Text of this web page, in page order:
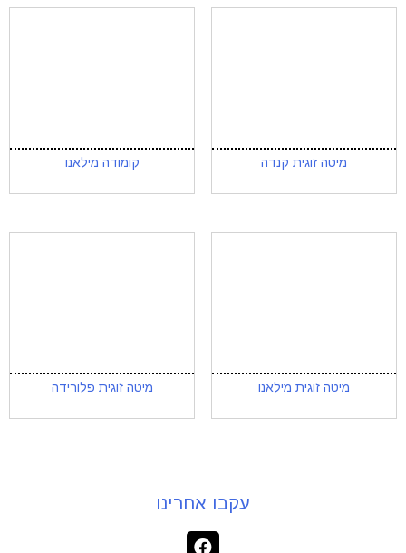
מיטה זוגית קנדה קומודה מילאנו
מיטה זוגית מילאנו מיטה זוגית פלורידה
עקבו אחרינו